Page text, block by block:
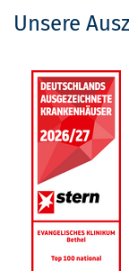
Unsere